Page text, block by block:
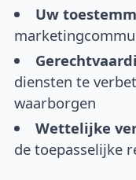
Uw
diensten te
waarborgen
Wettelijke
de toepasselijke